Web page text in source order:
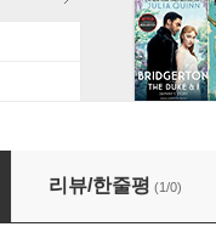
리뷰/한줄평 (1/0)